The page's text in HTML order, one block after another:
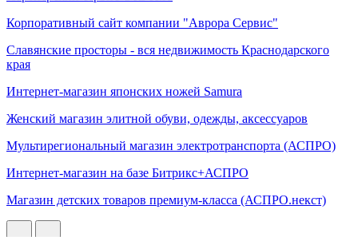
Корпоративный сайт компании "Аврора Сервис"
Славянские просторы - вся недвижимость Краснодарского
края
Интернет-магазин японских ножей Samura
Женский магазин элитной обуви, одежды, аксессуаров
Мультирегиональный магазин электротранспорта (АСПРО)
Интернет-магазин на базе Битрикс+АСПРО
Магазин детских товаров премиум-класса (АСПРО.некст)